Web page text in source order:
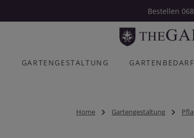
Bestellen
GARTENGESTALTUNG GARTENBEDARF
Home Gartengestaltung